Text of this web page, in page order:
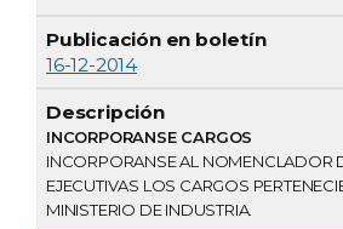
16-12-2014
INCORPORANSE CARGOS
INCORPORANSE AL NOMENCLADOR
EJECUTIVAS LOS CARGOS
MINISTERIO DE INDUSTRIA.